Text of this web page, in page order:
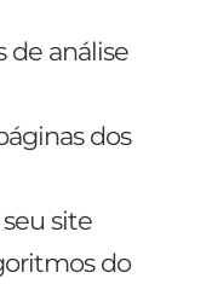
de análise
dos
site
do